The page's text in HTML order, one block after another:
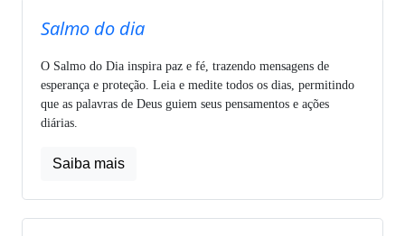
Salmo do dia
O Salmo do Dia inspira paz e fé, trazendo mensagens de
esperança e proteção. Leia e medite todos os dias, permitindo
que as palavras de Deus guiem seus pensamentos e ações
diárias.
Saiba mais